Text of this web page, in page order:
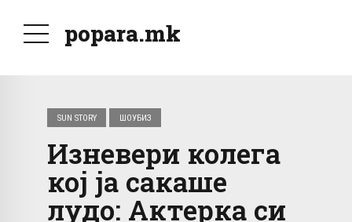
popara.mk
SUN STORY ШОУБИЗ
Изневери колега
кој ја сакаше
лудо: Актерка си